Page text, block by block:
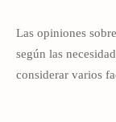
Las opiniones
según las
considerar varios